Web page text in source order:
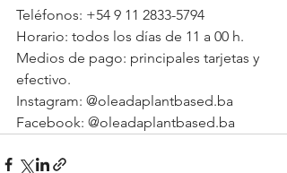
Teléfonos: +54 9 11 2833-5794
Horario: todos los días de 11 a 00 h.
Medios de pago: principales tarjetas y
efectivo.
Instagram: @oleadaplantbased.ba
Facebook: @oleadaplantbased.ba